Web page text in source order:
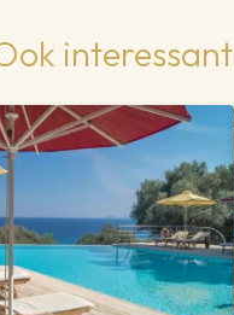
interessant